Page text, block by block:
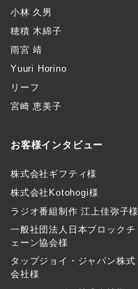
小林 久男
穂積 木綿子
雨宮 靖
Yuuri Horino
リーフ
宮崎 恵美子
お客様インタビュー
株式会社ギフティ様
株式会社Kotohogi様
ラジオ番組制作 江上佳弥子様
一般社団法人日本ブロックチ
ェーン協会様
タップジョイ・ジャパン株式
会社様